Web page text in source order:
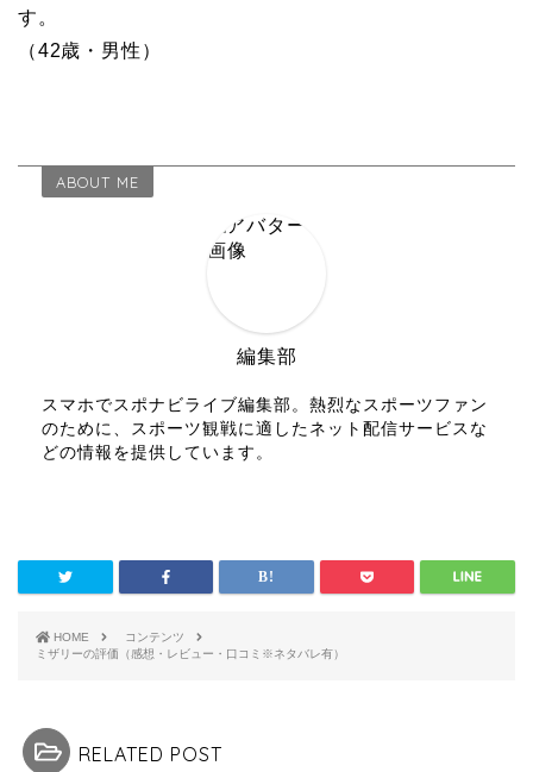
す。
（42歳・男性）
ABOUT ME
編集部
スマホでスポナビライブ編集部。熱烈なスポーツファン
のために、スポーツ観戦に適したネット配信サービスな
どの情報を提供しています。
HOME
コンテンツ
ミザリーの評価（感想・レビュー・口コミ※ネタバレ有）
RELATED POST